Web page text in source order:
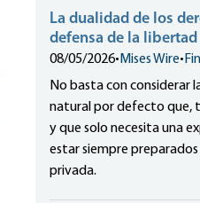
La dualidad de los
defensa de la libertad
08/05/2026• Mises Wire•
No basta con considerar
natural por defecto que,
y que solo necesita una
estar siempre
privada.